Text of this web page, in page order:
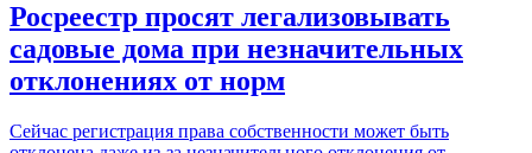
Росреестр просят легализовывать
садовые дома при незначительных
отклонениях от норм
Сейчас регистрация права собственности может быть